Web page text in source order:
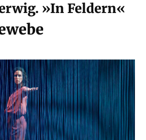
»In Feldern«